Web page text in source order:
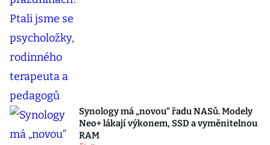
Synology má „novou“ řadu NASů. Modely
Neo+ lákají výkonem, SSD a vyměnitelnou
RAM